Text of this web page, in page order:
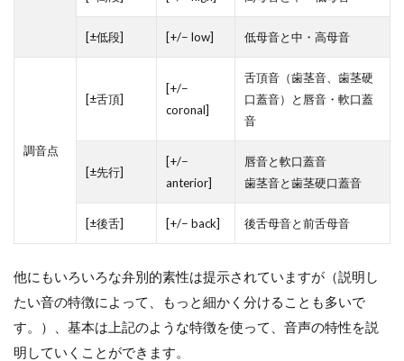
[±低段] [+/− low] 低母音と中・高母音
調音点
[±舌頂]
[+/−
coronal]
舌頂音（歯茎音、歯茎硬
口蓋音）と唇音・軟口蓋
音
[±先行]
[+/−
anterior]
唇音と軟口蓋音
歯茎音と歯茎硬口蓋音
[±後舌] [+/− back] 後舌母音と前舌母音
他にもいろいろな弁別的素性は提示されていますが（説明し
たい音の特徴によって、もっと細かく分けることも多いで
す。）、基本は上記のような特徴を使って、音声の特性を説
明していくことができます。